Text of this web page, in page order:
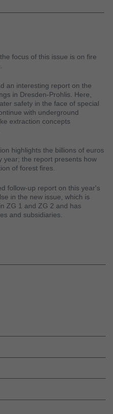
focus of this issue is on fire
an interesting report on the
in Dresden-Prohlis. Here,
safety in the face of special
with underground
extraction concepts
highlights the billions of euros
year; the report presents how
of forest fires.
follow-up report on this year's
in the new issue, which is
ZG 1 and ZG 2 and has
and subsidiaries.